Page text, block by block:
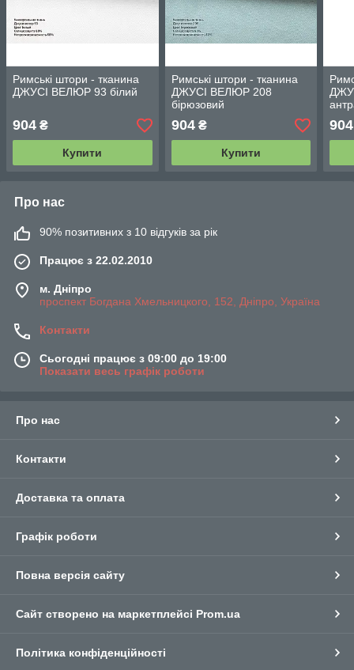
Римські штори - тканина
ДЖУСІ ВЕЛЮР 93 білий
904 ₴
Купити
Римські штори - тканина
ДЖУСІ ВЕЛЮР 208
бірюзовий
904₴
Купити
904
Про нас
90% позитивних з 10 відгуків за рік
Працює з 22.02.2010
м. Дніпро
проспект Богдана Хмельницкого, 152, Дніпро, Україна
Контакти
Сьогодні працює з 09:00 до 19:00
Показати весь графік роботи
Про нас
Контакти
Доставка та оплата
Графік роботи
Повна версія сайту
Сайт створено на маркетплейсі Prom.ua
Політика конфіденційності